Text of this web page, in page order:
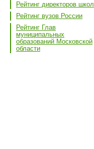
Рейтинг директоров школ
Рейтинг вузов России
Рейтинг Глав
муниципальных
образований Московской
области